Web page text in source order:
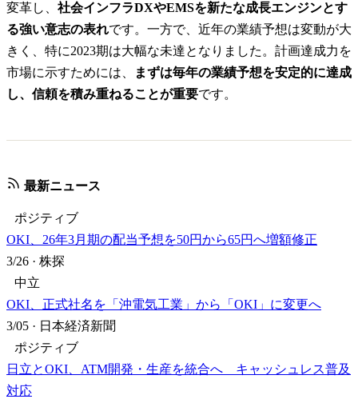
変革し、 社会インフラDXやEMSを新たな成長エンジンとす
る強い意志の表れです。一方で、近年の業績予想は変動が大
きく、特に2023期は大幅な未達となりました。計画達成力を
市場に示すためには、
まずは毎年の業績予想を安定的に達成
し、信頼を積み重ねることが重要です。
最新ニュース
ポジティブ
OKI、26年3月期の配当予想を50円から65円へ増額修正
3/26 · 株探
中立
OKI、正式社名を「沖電気工業」から「OKI」に変更へ
3/05 · 日本経済新聞
ポジティブ
日立とOKI、ATM開発・生産を統合へ キャッシュレス普及
対応